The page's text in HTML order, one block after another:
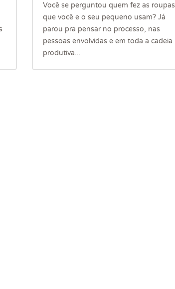
Você se perguntou quem fez as roupas
que você e o seu pequeno usam? Já
parou pra pensar no processo, nas
pessoas envolvidas e em toda a cadeia
produtiva...